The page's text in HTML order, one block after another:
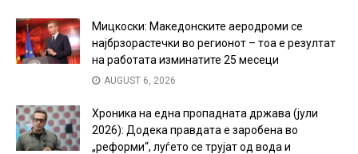
Мицкоски: Македонските аеродроми се
најбрзорастечки во регионот – тоа е резултат
на работата изминатите 25 месеци
AUGUST 6, 2026
Хроника на една пропадната држава (јули
2026): Додека правдата е заробена во
„реформи“, луѓето се трујат од вода и